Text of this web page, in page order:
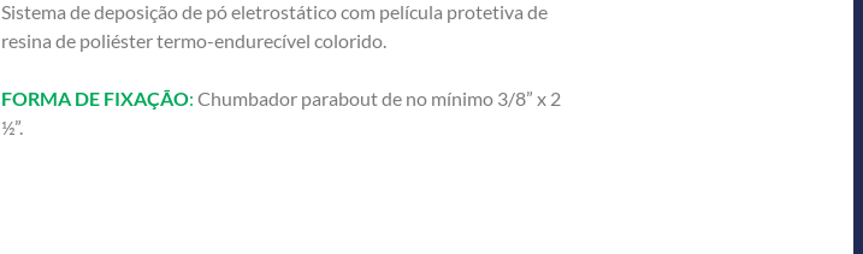
Sistema de deposição de pó eletrostático com película protetiva de
resina de poliéster termo-endurecível colorido.
FORMA DE FIXAÇÃO: Chumbador parabout de no mínimo 3/8” x 2
½”.